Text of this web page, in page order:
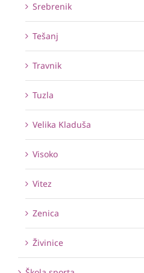
Srebrenik
Tešanj
Travnik
Tuzla
Velika Kladuša
Visoko
Vitez
Zenica
Živinice